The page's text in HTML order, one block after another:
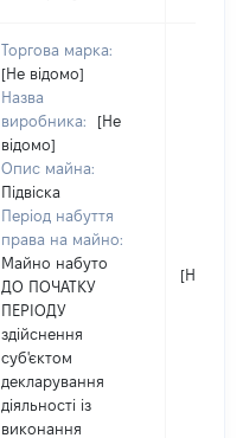
Торгова марка:
[Не відомо]
Назва
виробника:
[Не
відомо]
Опис майна:
Підвіска
Період набуття
права на майно:
Майно набуто
ДО ПОЧАТКУ
ПЕРІОДУ
здійснення
суб'єктом
декларування
діяльності із
виконання
[Не